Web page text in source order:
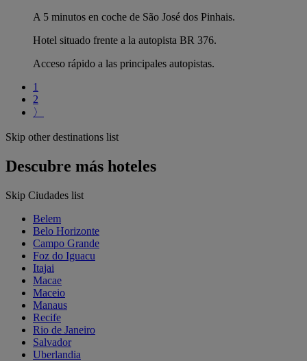
A 5 minutos en coche de São José dos Pinhais.
Hotel situado frente a la autopista BR 376.
Acceso rápido a las principales autopistas.
1
2
〉
Skip other destinations list
Descubre más hoteles
Skip Ciudades list
Belem
Belo Horizonte
Campo Grande
Foz do Iguacu
Itajai
Macae
Maceio
Manaus
Recife
Rio de Janeiro
Salvador
Uberlandia